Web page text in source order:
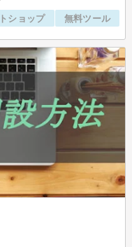
ショップ 無料ツール